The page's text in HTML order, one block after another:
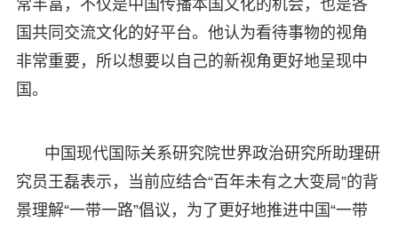
常丰富，不仅是中国传播本国文化的机会，也是各
国共同交流文化的好平台。他认为看待事物的视角
非常重要，所以想要以自己的新视角更好地呈现中
国。
中国现代国际关系研究院世界政治研究所助理研
究员王磊表示，当前应结合“百年未有之大变局”的背
景理解“一带一路”倡议，为了更好地推进中国“一带